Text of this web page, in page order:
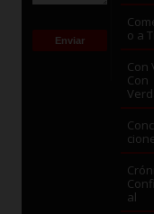
o a
Con
Con
al